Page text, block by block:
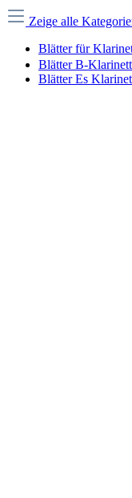
Zeige alle
Blätter für
Blätter B-
Blätter Es